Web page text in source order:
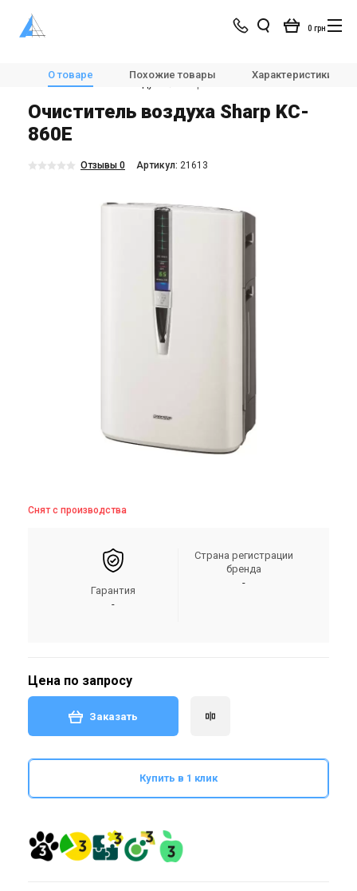
0 грн
Магазин
Очистители воздуха
Бытовые очистители воздуха
Sharp KC-860E
О товаре Похожие товары Характеристики
Очиститель воздуха Sharp KC-
860E
Отзывы 0 Aртикул: 21613
Снят с производства
Гарантия
-
Страна регистрации
бренда
-
Цена по запросу
Заказать
Купить в 1 клик